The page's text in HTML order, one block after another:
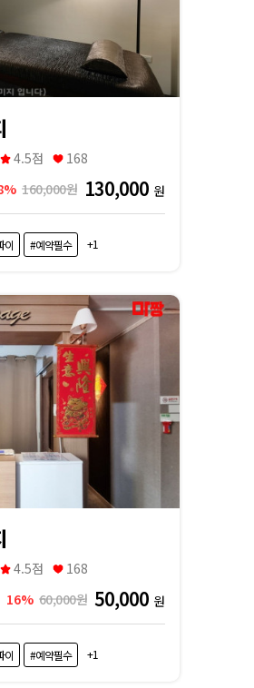
4.5점
168
160,000원 130,000 원
이 #예약필수 +1
4.5점
168
16% 60,000원 50,000 원
이 #예약필수 +1